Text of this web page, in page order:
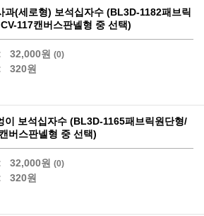
과(세로형) 보석십자수 (BL3D-1182패브릭
117캔버스판넬형 중 선택)
32,000원 (0)
320원
이 보석십자수 (BL3D-1165패브릭원단형/
버스판넬형 중 선택)
32,000원 (0)
320원